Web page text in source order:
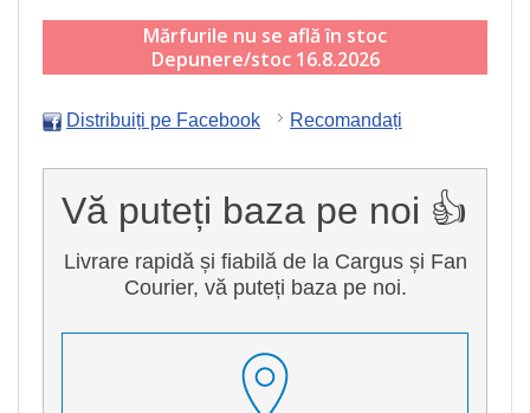
Mărfurile nu se află în stoc
Depunere/stoc 16.8.2026
Distribuiți pe Facebook Recomandați
Vă puteți baza pe noi 👍
Livrare rapidă și fiabilă de la Cargus și Fan
Courier, vă puteți baza pe noi.